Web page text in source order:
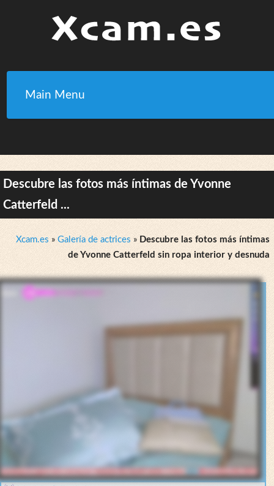
Main Menu
Descubre las fotos más íntimas de Yvonne
Catterfeld ...
Xcam.es » Galería de actrices » Descubre las fotos más íntimas
de Yvonne Catterfeld sin ropa interior y desnuda